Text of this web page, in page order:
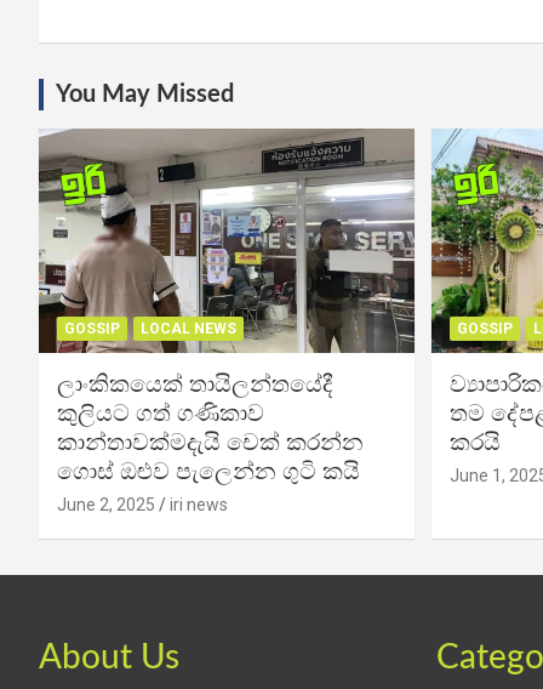
You May Missed
GOSSIP LOCAL NEWS
ලාංකිකයෙක් තායිලන්තයේදී
කුලියට ගත් ගණිකාව
කාන්තාවක්මදැයි චෙක් කරන්න
ගොස් ඔළුව පැලෙන්න ගුටි කයි
June 2, 2025 iri news
GOSSIP
තම
කරයි
June 1,
About Us